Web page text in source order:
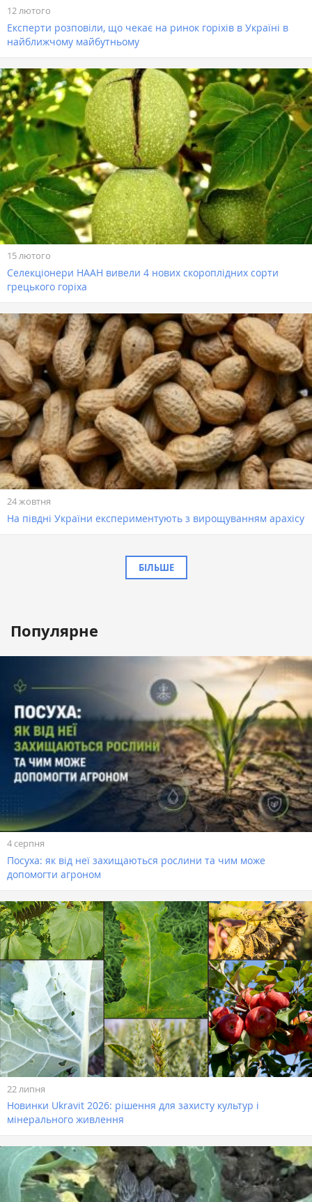
12 лютого
Експерти розповіли, що чекає на ринок горіхів в Україні в
найближчому майбутньому
15 лютого
Селекціонери НААН вивели 4 нових скороплідних сорти
грецького горіха
24 жовтня
На півдні України експериментують з вирощуванням арахісу
БІЛЬШЕ
Популярне
4 серпня
Посуха: як від неї захищаються рослини та чим може
допомогти агроном
22 липня
Новинки Ukravit 2026: рішення для захисту культур і
мінерального живлення